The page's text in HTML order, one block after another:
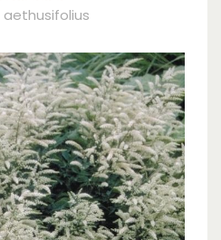
aethusifolius